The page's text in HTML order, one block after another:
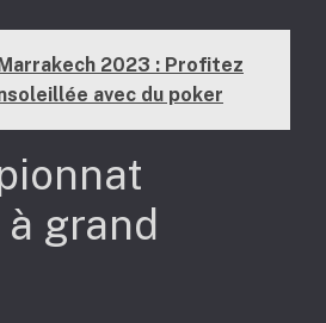
2023 : Profitez
avec du poker
grand